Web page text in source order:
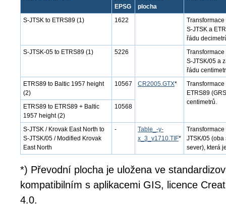
EPSG
plocha
S-JTSK to ETRS89 (1) 1622
S-JTSK a
řádu
S-JTSK-05 to ETRS89 (1)
5226
S-JTSK/05 a
řádu
ETRS89 to Baltic 1957 height
(2)
10567 CR2005.GTX*
ETRS89
centimetrů.
ETRS89 to ETRS89 + Baltic
1957 height (2)
10568
S-JTSK / Krovak East North to
S-JTSK/05 / Modified Krovak
East North
-
Table_-y-
x_3_v1710.TIF*
JTSK/05 (oba
sever), která
*) Převodní plocha je uložena ve
kompatibilním s aplikacemi GIS, licence
4.0.